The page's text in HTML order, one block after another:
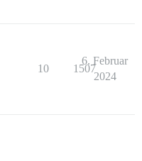
10 1507
6. Februar
2024